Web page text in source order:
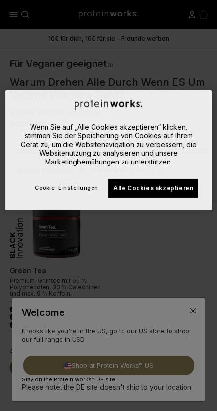
menu
10€ für dich, 10€ für sie – Freunde werben
Für Veganer geeignet (1)
Warum Drehen Alle Durch Wenn ES Um
Vegane Vitamine, wo fangen ...
Weiterlesen
Ergebnisse anpassen Alle Filter löschen
BLACKInnovation
Green Tea
Premium-Grüntee mit 60 %
Polyphenolen, 30 % Catechinen
und max. 9 % Koffein.
done Starker Grüntee-Mix
done 60 % Polyphenole
done
ab
Jetzt Kaufen Weiterlesen
Wenn Sie auf „Alle Cookies akzeptieren“ klicken,
stimmen Sie der Speicherung von Cookies auf Ihrem
Gerät zu, um die Websitenavigation zu verbessern, die
Websitenutzung zu analysieren und unsere
Marketingbemühungen zu unterstützen.
Alle Cookies akzeptieren
Cookie-Einstellungen
Welcome
It looks like you're in the US, go to our US store to shop
our full range in USD.
Shop at Protein Works™ US
Stay on the Protein Works™ DE site.
Please note, the DE site doesn't ship to your location.